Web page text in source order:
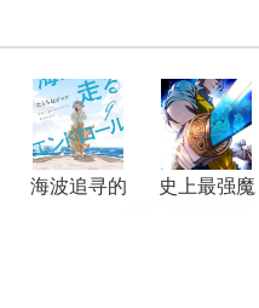
海波追寻的
史上最强魔